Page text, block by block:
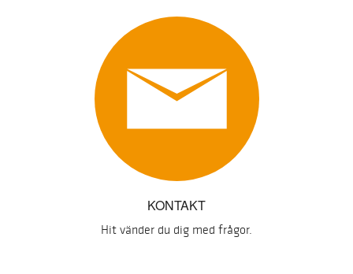
KONTAKT
Hit vänder du dig med frågor.